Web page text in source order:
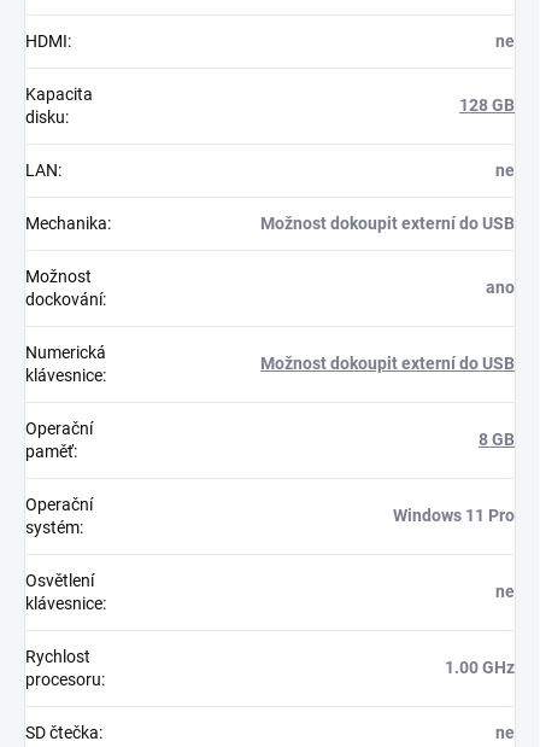
HDMI: ne
Kapacita
disku:
128 GB
LAN: ne
Mechanika: Možnost dokoupit externí do USB
Možnost
dockování:
ano
Numerická
klávesnice:
Možnost dokoupit externí do USB
Operační
paměť:
8 GB
Operační
systém:
Windows 11 Pro
Osvětlení
klávesnice:
ne
Rychlost
procesoru:
1.00 GHz
SD čtečka: ne